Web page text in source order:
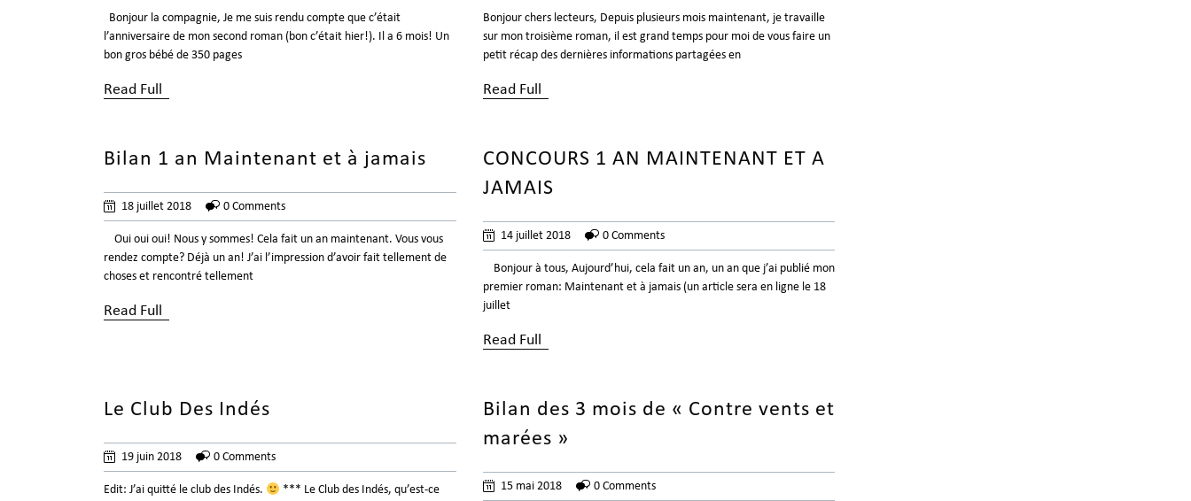
Bonjour la compagnie, Je me suis rendu compte que c’était
l’anniversaire de mon second roman (bon c’était hier!). Il a 6 mois! Un
bon gros bébé de 350 pages
Read Full
Bonjour chers lecteurs, Depuis plusieurs mois maintenant, je travaille
sur mon troisième roman, il est grand temps pour moi de vous faire un
petit récap des dernières informations partagées en
Read Full
Bilan 1 an Maintenant et à jamais
18 juillet 2018 0 Comments
Oui oui oui! Nous y sommes! Cela fait un an maintenant. Vous vous
rendez compte? Déjà un an! J’ai l’impression d’avoir fait tellement de
choses et rencontré tellement
Read Full
CONCOURS 1 AN MAINTENANT ET A
JAMAIS
14 juillet 2018 0 Comments
Bonjour à tous, Aujourd’hui, cela fait un an, un an que j’ai publié mon
premier roman: Maintenant et à jamais (un article sera en ligne le 18
juillet
Read Full
Le Club Des Indés
19 juin 2018 0 Comments
Edit: J’ai quitté le club des Indés.
*** Le Club des Indés, qu’est-ce
Bilan des 3 mois de « Contre vents et
marées »
15 mai 2018 0 Comments